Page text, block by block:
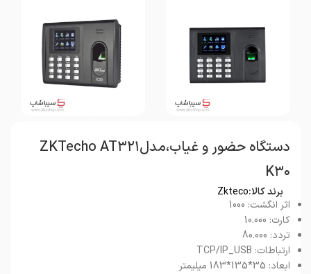
دستگاه حضور و غیاب،مدلZKTecho AT۳۲۱
K۳۰
برند کالا:Zkteco
اثر انگشت: 1000
کارت: 10.000
تردد: 80.000
ارتباطات: USB
_
TCP/IP
ابعاد: 35*135*183 میلیمتر